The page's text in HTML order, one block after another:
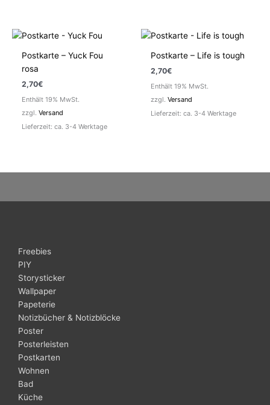
Postkarte – Yuck Fou
rosa
2,70€
Enthält 19% MwSt.
zzgl.Versand
Lieferzeit: ca. 3-4 Werktage
Postkarte – Life is tough
2,70€
Enthält 19% MwSt.
zzgl.Versand
Lieferzeit: ca. 3-4 Werktage
Freebies
PIY
Storysticker
Wallpaper
Papeterie
Notizbücher & Notizblöcke
Poster
Posterleisten
Postkarten
Wohnen
Bad
Küche